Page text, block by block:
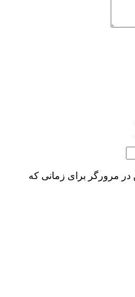
در مرورگر برای زمانی که